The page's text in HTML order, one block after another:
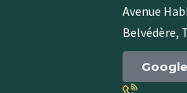
Avenue
Belvédère,